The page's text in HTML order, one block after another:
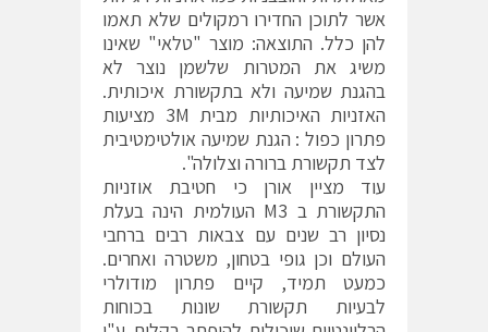
אשר לתוכן החדירו רמקולים שלא תאמו
להן כלל. התוצאה: מוצר "טלאי" שאינו
משיג את המטרות שלשמן נוצר לא
בהגנת שמיעה ולא בתקשורת איכותית.
האזניות האיכותיות מבית 3M מציעות
פתרון כפול : הגנת שמיעה אולטימטיבית
לצד תקשורת ברורה וצלולה".
עוד מציין אורן כי חטיבת אוזניות
התקשורת ב M3 העולמית הינה בעלת
נסיון רב שנים עם צבאות רבים ברחבי
העולם וכן גופי בטחון, משטרה ואחרים.
כמעט תמיד, קיים פתרון מודולרי
לבעיות תקשורת שונות בכוחות